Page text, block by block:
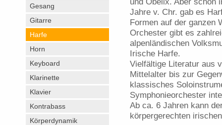
Gesang
Gitarre
Harfe
Horn
Keyboard
Klarinette
Klavier
Kontrabass
Körperdynamik
Jahre v. Chr. gab es
Formen auf der ganzen
Orchester gibt es
alpenländischen
Irische Harfe.
Vielfältige Literatur aus
Mittelalter bis zur
klassisches
Symphonieorchester
Ab ca. 6 Jahren kann
körpergerechten